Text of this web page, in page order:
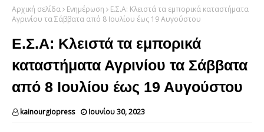
Αρχική σελίδα Ενημέρωση
Ε.Σ.Α: Κλειστά τα εμπορικά καταστήματα
Αγρινίου τα Σάββατα από 8 Ιουλίου έως 19 Αυγούστου
Ε.Σ.Α: Κλειστά τα εμπορικά
καταστήματα Αγρινίου τα Σάββατα
από 8 Ιουλίου έως 19 Αυγούστου
kainourgiopress Ιουνίου 30, 2023